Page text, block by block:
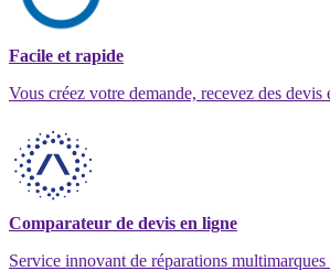
Facile et rapide
Vous créez votre demande, recevez des
Comparateur de devis en ligne
Service innovant de réparations